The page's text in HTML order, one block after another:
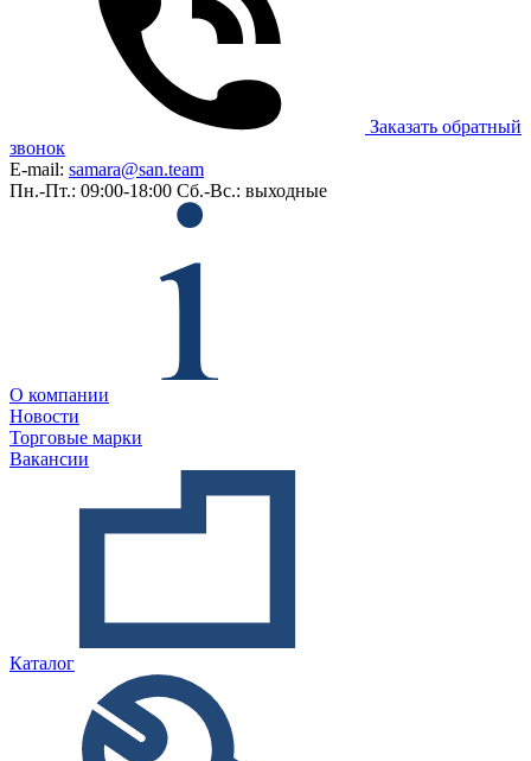
Заказать обратный
звонок
E-mail: samara@san.team
Пн.-Пт.: 09:00-18:00 Сб.-Вс.: выходные
О компании
Новости
Торговые марки
Вакансии
Каталог